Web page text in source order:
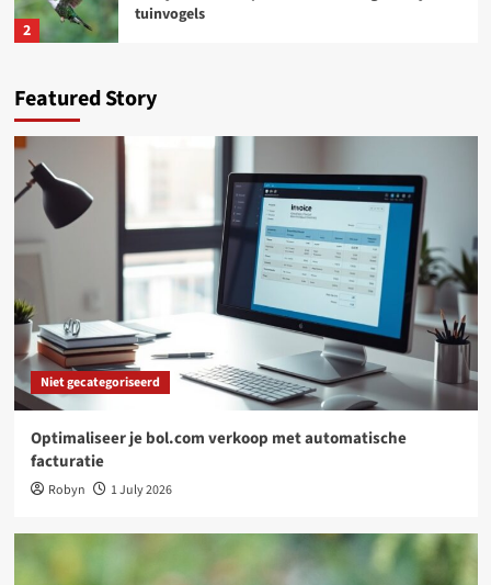
2
tuinvogels
3
Woondecoratie
Tijdloos design, voelbaar comfort: wonen met
Deceuninck aluminium ramen en deuren
Waarom een tuinposter dé slimste upgrade is
voor jouw tuin
5
Niet gecategoriseerd
Online platforms: kansen en uitdagingen voor
freelancers
automatische facturatie
Niet gecategoriseerd
Featured Story
Niet gecategoriseerd
Optimaliseer je bol.com verkoop met automatische
facturatie
Robyn 1 July 2026